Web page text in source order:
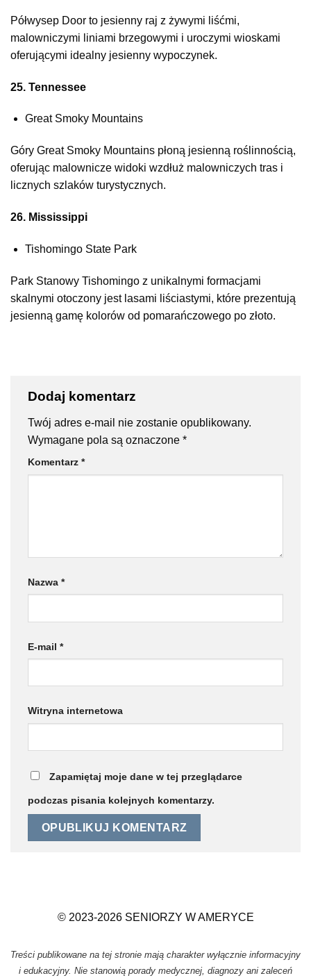
Półwysep Door to jesienny raj z żywymi liśćmi,
malowniczymi liniami brzegowymi i uroczymi wioskami
oferującymi idealny jesienny wypoczynek.
25. Tennessee
Great Smoky Mountains
Góry Great Smoky Mountains płoną jesienną roślinnością,
oferując malownicze widoki wzdłuż malowniczych tras i
licznych szlaków turystycznych.
26. Mississippi
Tishomingo State Park
Park Stanowy Tishomingo z unikalnymi formacjami
skalnymi otoczony jest lasami liściastymi, które prezentują
jesienną gamę kolorów od pomarańczowego po złoto.
Dodaj komentarz
Twój adres e-mail nie zostanie opublikowany.
Wymagane pola są oznaczone *
Komentarz *
Nazwa *
E-mail *
Witryna internetowa
Zapamiętaj moje dane w tej przeglądarce
podczas pisania kolejnych komentarzy.
© 2023-2026 SENIORZY W AMERYCE
Treści publikowane na tej stronie mają charakter wyłącznie informacyjny
i edukacyjny. Nie stanowią porady medycznej, diagnozy ani zaleceń